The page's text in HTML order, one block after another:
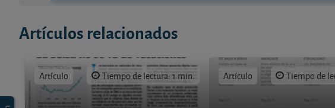
Artículos relacionados
Artículo Tiempo de lectura: 1 min. Artículo Tiempo de